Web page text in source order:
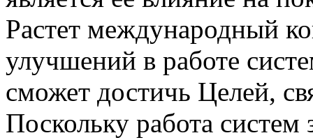
Растет международный
улучшений в работе
сможет достичь Целей,
Поскольку работа систем